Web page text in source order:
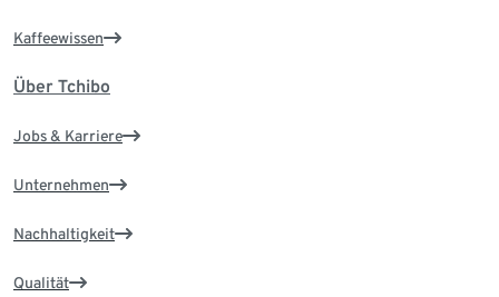
Kaffeewissen
Über Tchibo
Jobs & Karriere
Unternehmen
Nachhaltigkeit
Qualität